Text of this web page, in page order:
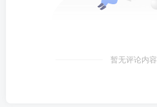
暂无评论内容